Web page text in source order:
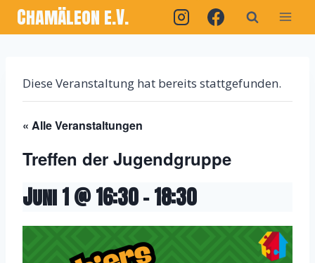
Chamäleon e.V.
Diese Veranstaltung hat bereits stattgefunden.
« Alle Veranstaltungen
Treffen der Jugendgruppe
Juni 1 @ 16:30-18:30